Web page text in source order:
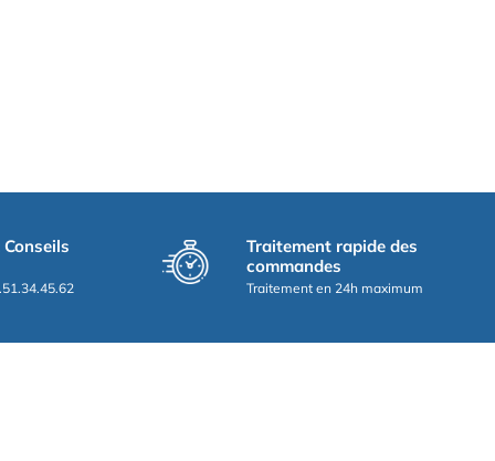
Traitement rapide des
commandes
Traitement en 24h maximum